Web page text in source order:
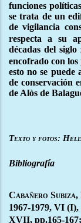
funciones
se trata de un
de vigilancia
respecta a su
décadas del siglo
encofrado con
esto no se
de conservación
de Alòs de
Texto y fotos:
Bibliografía
Cabañero Subiza,
1967-1979, VI (I),
XVII, pp.165-167;